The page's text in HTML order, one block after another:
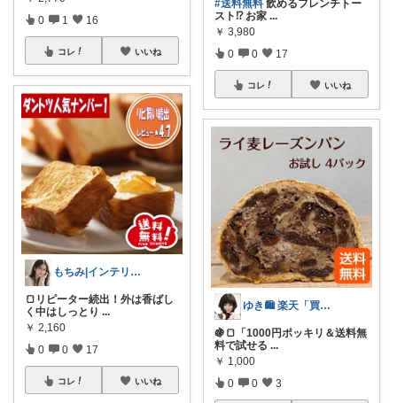
0 1 16
コレ いいね
もちみ|インテリア・美容・ごはんLove
🍞リピーター続出！外は香ばし
く中はしっとり ...
￥ 2,160
0 0 17
コレ いいね
#送料無料 飲めるフレンチトー
スト⁉ お家 ...
￥ 3,980
0 0 17
コレ いいね
ゆき🛍️ 楽天「買ってよかった」を厳選
🍇🍞「1000円ポッキリ＆送料無
料で試せる ...
￥ 1,000
0 0 3